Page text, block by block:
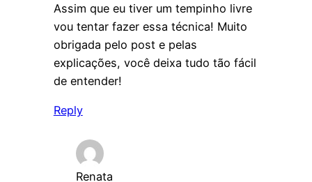
Assim que eu tiver um tempinho livre
vou tentar fazer essa técnica! Muito
obrigada pelo post e pelas
explicações, você deixa tudo tão fácil
de entender!
Reply
Renata